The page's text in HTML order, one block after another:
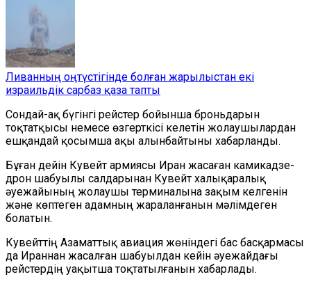
Ливанның оңтүстігінде болған жарылыстан екі
израильдік сарбаз қаза тапты
Сондай-ақ бүгінгі рейстер бойынша броньдарын
тоқтатқысы немесе өзгерткісі келетін жолаушылардан
ешқандай қосымша ақы алынбайтыны хабарланды.
Бұған дейін Кувейт армиясы Иран жасаған камикадзе-
дрон шабуылы салдарынан Кувейт халықаралық
әуежайының жолаушы терминалына зақым келгенін
және көптеген адамның жараланғанын мәлімдеген
болатын.
Кувейттің Азаматтық авиация жөніндегі бас басқармасы
да Ираннан жасалған шабуылдан кейін әуежайдағы
рейстердің уақытша тоқтатылғанын хабарлады.